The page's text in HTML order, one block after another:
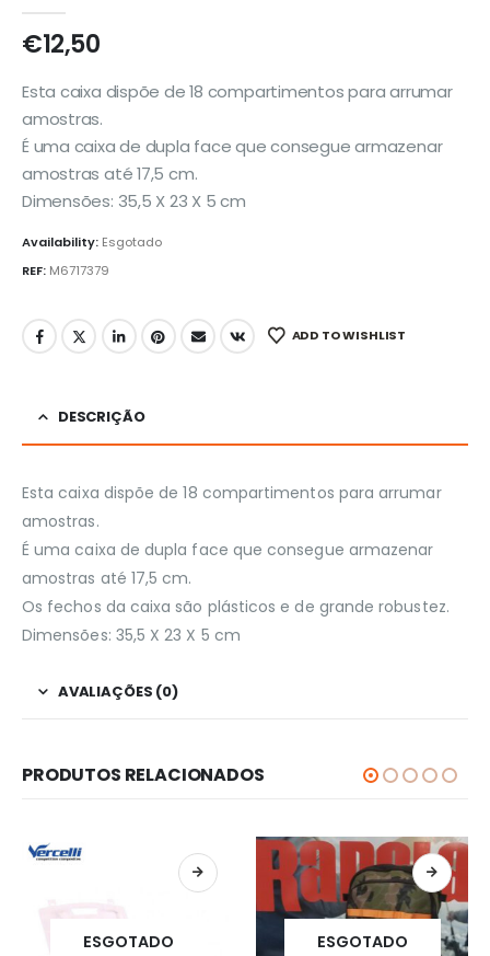
€12,50
Esta caixa dispõe de 18 compartimentos para arrumar
amostras.
É uma caixa de dupla face que consegue armazenar
amostras até 17,5 cm.
Dimensões: 35,5 X 23 X 5 cm
Availability: Esgotado
REF: M6717379
ADD TO WISHLIST
DESCRIÇÃO
Esta caixa dispõe de 18 compartimentos para arrumar
amostras.
É uma caixa de dupla face que consegue armazenar
amostras até 17,5 cm.
Os fechos da caixa são plásticos e de grande robustez.
Dimensões: 35,5 X 23 X 5 cm
AVALIAÇÕES (0)
PRODUTOS RELACIONADOS
ESGOTADO ESGOTADO